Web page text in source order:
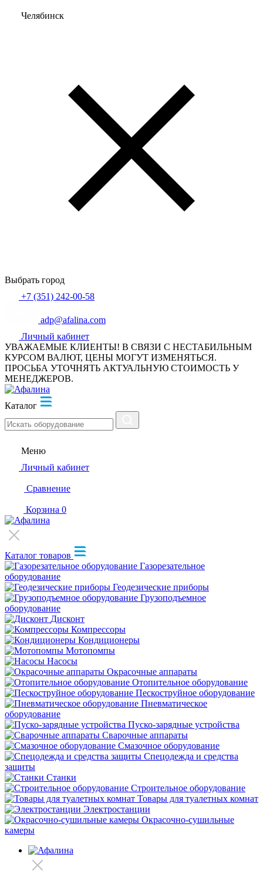
Челябинск
Выбрать город
+7 (351) 242-00-58
adp@afalina.com
Личный кабинет
УВАЖАЕМЫЕ КЛИЕНТЫ! В СВЯЗИ С НЕСТАБИЛЬНЫМ
КУРСОМ ВАЛЮТ, ЦЕНЫ МОГУТ ИЗМЕНЯТЬСЯ.
ПРОСЬБА УТОЧНЯТЬ АКТУАЛЬНУЮ СТОИМОСТЬ У
МЕНЕДЖЕРОВ.
Каталог
Меню
Личный кабинет
Сравнение
Корзина 0
Каталог товаров
Газорезательное
оборудование
Геодезические приборы
Грузоподъемное
оборудование
Дисконт
Компрессоры
Кондиционеры
Мотопомпы
Насосы
Окрасочные аппараты
Отопительное оборудование
Пескоструйное оборудование
Пневматическое
оборудование
Пуско-зарядные устройства
Сварочные аппараты
Смазочное оборудование
Спецодежда и средства
защиты
Станки
Строительное оборудование
Товары для туалетных комнат
Электростанции
Окрасочно-сушильные
камеры